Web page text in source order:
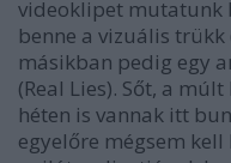
videoklipet mutatunk
benne a vizuális trükk
másikban pedig egy
(Real Lies). Sőt, a múlt
héten is vannak itt
egyelőre mégsem